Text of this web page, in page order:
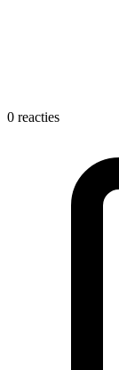
0 reacties